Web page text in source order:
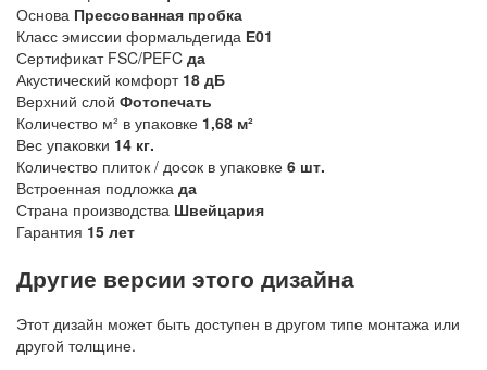
Основа Прессованная пробка
Класс эмиссии формальдегида Е01
Сертификат FSC/PEFC да
Акустический комфорт 18 дБ
Верхний слой Фотопечать
Количество м² в упаковке 1,68 м²
Вес упаковки 14 кг.
Количество плиток / досок в упаковке 6 шт.
Встроенная подложка да
Страна производства Швейцария
Гарантия 15 лет
Другие версии этого дизайна
Этот дизайн может быть доступен в другом типе монтажа или
другой толщине.